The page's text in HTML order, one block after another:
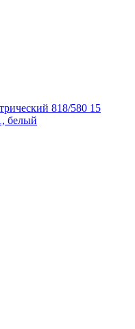
818/580 15
белый